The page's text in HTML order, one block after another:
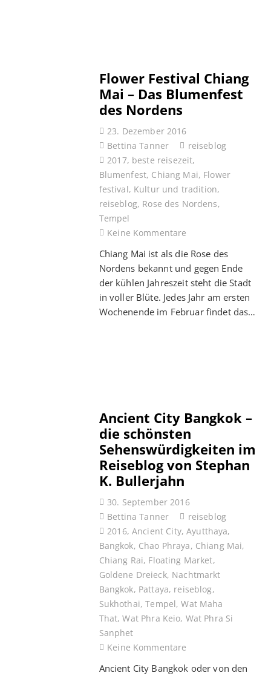
Flower Festival Chiang
Mai – Das Blumenfest
des Nordens
23. Dezember 2016
Bettina Tanner
reiseblog
2017, beste reisezeit,
Blumenfest, Chiang Mai, Flower
festival, Kultur und tradition,
reiseblog, Rose des Nordens,
Tempel
Keine Kommentare
Chiang Mai ist als die Rose des
Nordens bekannt und gegen Ende
der kühlen Jahreszeit steht die Stadt
in voller Blüte. Jedes Jahr am ersten
Wochenende im Februar findet das…
Ancient City Bangkok –
die schönsten
Sehenswürdigkeiten im
Reiseblog von Stephan
K. Bullerjahn
30. September 2016
Bettina Tanner
reiseblog
2016, Ancient City,Ayutthaya,
Bangkok, Chao Phraya, Chiang Mai,
Chiang Rai, Floating Market,
Goldene Dreieck, Nachtmarkt
Bangkok, Pattaya, reiseblog,
Sukhothai,Tempel,Wat Maha
That,Wat Phra Keio, Wat Phra Si
Sanphet
Keine Kommentare
Ancient City Bangkok oder von den